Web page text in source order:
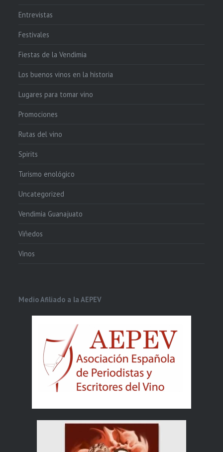
Entrevistas
Festivales
Fiestas de la Vendimia
Los buenos vinos en la historia
Lugares para tomar vino
Promociones
Rutas del vino
Spirits
Turismo enológico
Uncategorized
Vendimia Guanajuato
Viñedos
Vinos
Medio Afiliado a la AEPEV